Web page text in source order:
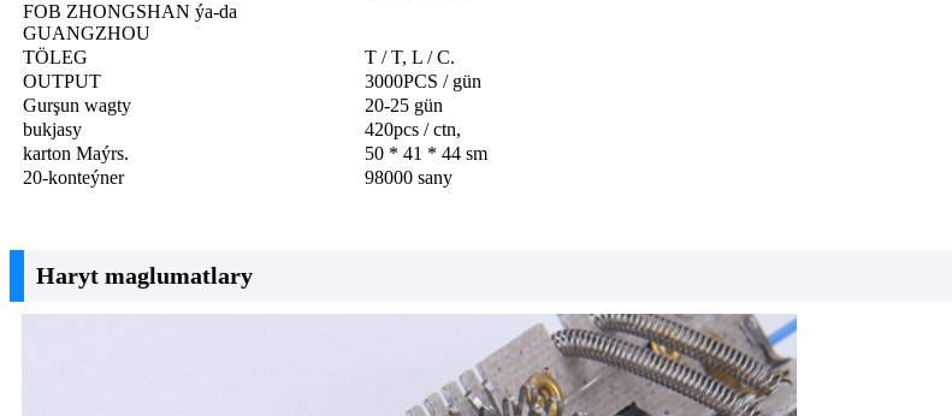
FOB ZHONGSHAN ýa-da
GUANGZHOU
TÖLEG
T / T, L / C.
OUTPUT
3000PCS / gün
Gurşun wagty
20-25 gün
bukjasy
420pcs / ctn,
karton Maýrs.
50 * 41 * 44 sm
20-konteýner
98000 sany
Haryt maglumatlary